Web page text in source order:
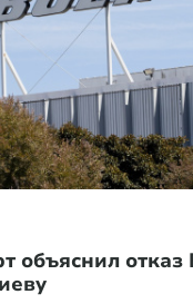
объяснил отказ